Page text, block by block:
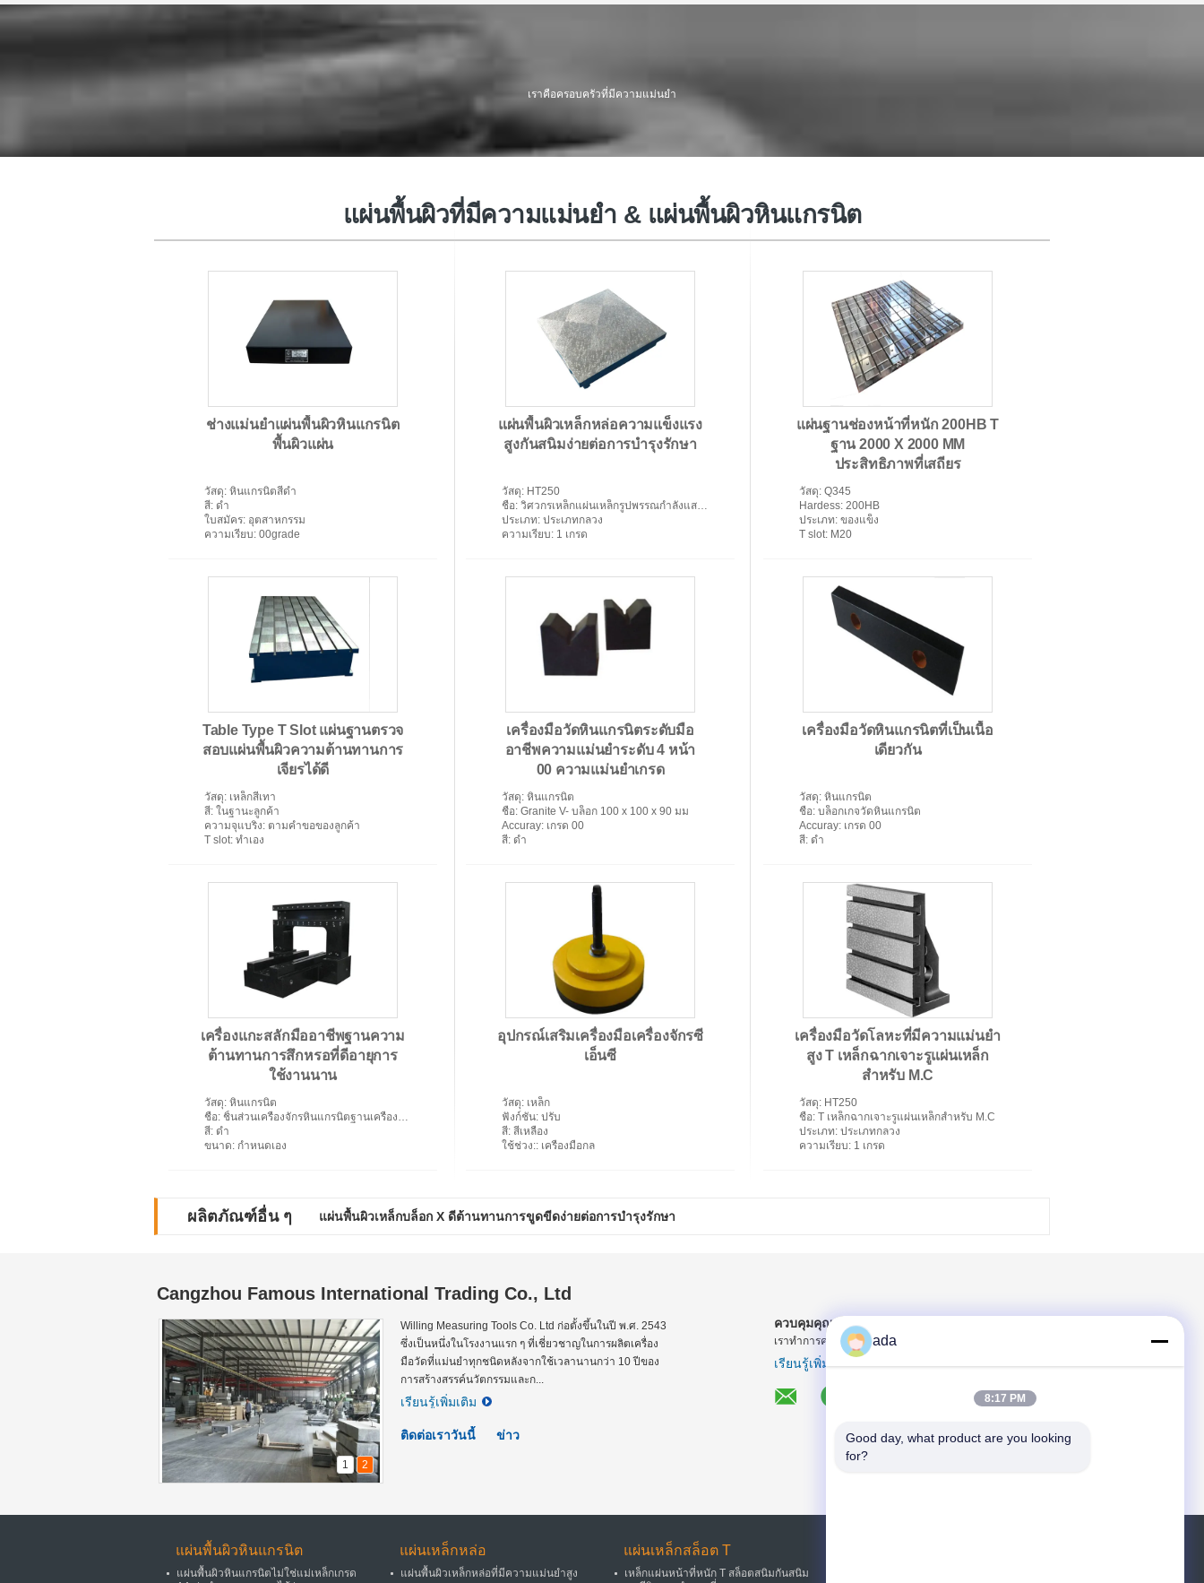
เครื่องมือวัดหินแกรนิต ฐานเครื่องหินแกรนิต อุปกรณ์เครื่องมือเครื่อง CNC
สายพานลำเลียงชิปโลหะ แผ่นพื้นผิวที่มีความแม่นยำ แผ่นพื้นผิวหินแกรนิต
แผ่นพื้นผิวที่มีความแม่นยำ แผ่นพื้นผิวหินแกรนิต
เราคือครอบครัวที่มีความแม่นยำ
แผ่นพื้นผิวที่มีความแม่นยำ & แผ่นพื้นผิวหินแกรนิต
ช่างแม่นยำแผ่นพื้นผิวหินแกรนิต
พื้นผิวแผ่น
วัสดุ: หินแกรนิตสีดำ
สี: ดำ
ใบสมัคร: อุตสาหกรรม
ความเรียบ: 00grade
แผ่นพื้นผิวเหล็กหล่อความแข็งแรง
สูงกันสนิมง่ายต่อการบำรุงรักษา
วัสดุ: HT250
ชื่อ: วิศวกรเหล็กแผ่นเหล็กรูปพรรณกำลังแสดงตาราง
ประเภท: ประเภทกลวง
ความเรียบ: 1 เกรด
แผ่นฐานช่องหน้าที่หนัก 200HB T
ฐาน 2000 X 2000 MM
ประสิทธิภาพที่เสถียร
วัสดุ: Q345
Hardess: 200HB
ประเภท: ของแข็ง
T slot: M20
Table Type T Slot แผ่นฐานตรวจ
สอบแผ่นพื้นผิวความต้านทานการ
เจียรได้ดี
วัสดุ: เหล็กสีเทา
สี: ในฐานะลูกค้า
ความจุแบริ่ง: ตามคำขอของลูกค้า
T slot: ทำเอง
เครื่องมือวัดหินแกรนิตระดับมือ
อาชีพความแม่นยำระดับ 4 หน้า
00 ความแม่นยำเกรด
วัสดุ: หินแกรนิต
ชื่อ: Granite V- บล็อก 100 x 100 x 90 มม
Accuray: เกรด 00
สี: ดำ
เครื่องมือวัดหินแกรนิตที่เป็นเนื้อ
เดียวกัน
วัสดุ: หินแกรนิต
ชื่อ: บล็อกเกจวัดหินแกรนิต
Accuray: เกรด 00
สี: ดำ
เครื่องแกะสลักมืออาชีพฐานความ
ต้านทานการสึกหรอที่ดีอายุการ
ใช้งานนาน
วัสดุ: หินแกรนิต
ชื่อ: ชิ้นส่วนเครื่องจักรหินแกรนิตฐานเครื่องแกะสลัก
สี: ดำ
ขนาด: กำหนดเอง
อุปกรณ์เสริมเครื่องมือเครื่องจักรซี
เอ็นซี
วัสดุ: เหล็ก
ฟังก์ชัน: ปรับ
สี: สีเหลือง
ใช้ช่วง:: เครื่องมือกล
เครื่องมือวัดโลหะที่มีความแม่นยำ
สูง T เหล็กฉากเจาะรูแผ่นเหล็ก
สำหรับ M.C
วัสดุ: HT250
ชื่อ: T เหล็กฉากเจาะรูแผ่นเหล็กสำหรับ M.C
ประเภท: ประเภทกลวง
ความเรียบ: 1 เกรด
ผลิตภัณฑ์อื่น ๆ แผ่นพื้นผิวเหล็กบล็อก X ดีต้านทานการขูดขีดง่ายต่อการบำรุงรักษา
Cangzhou Famous International Trading Co., Ltd
1 2
Willing Measuring Tools Co. Ltd ก่อตั้งขึ้นในปี พ.ศ. 2543
ซึ่งเป็นหนึ่งในโรงงานแรก ๆ ที่เชี่ยวชาญในการผลิตเครื่อง
มือวัดที่แม่นยำทุกชนิดหลังจากใช้เวลานานกว่า 10 ปีของ
การสร้างสรรค์นวัตกรรมและก...
เรียนรู้เพิ่มเติม
ติดต่อเราวันนี้ ข่าว
ควบคุมคุณภาพ
เราทำการควบคุมคุณภาพอย่างเคร่งครัดเพื่อให้แน่ใจว่า...
เรียนรู้เพิ่มเติม
แผ่นพื้นผิวหินแกรนิต
แผ่นพื้นผิวหินแกรนิตไม่ใช่แม่เหล็กเกรด
แผ่นเหล็กหล่อ
แผ่นพื้นผิวเหล็กหล่อที่มีความแม่นยำสูง
แผ่นเหล็กสล็อต T
เหล็กแผ่นหน้าที่หนัก T สล็อตสนิมกันสนิม
ada
8:17 PM
Good day, what product are you looking
for?